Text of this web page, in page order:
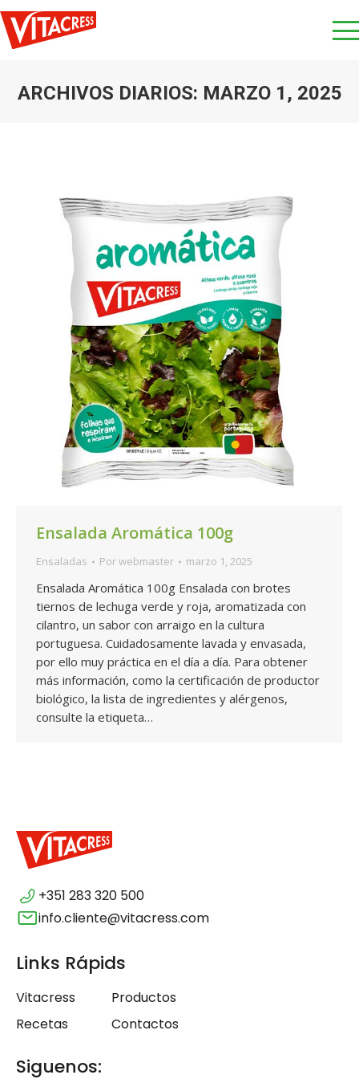
ARCHIVOS DIARIOS: MARZO 1, 2025
Ensalada Aromática 100g
Ensaladas Porwebmaster marzo 1, 2025
Ensalada Aromática 100g Ensalada con brotes
tiernos de lechuga verde y roja, aromatizada con
cilantro, un sabor con arraigo en la cultura
portuguesa. Cuidadosamente lavada y envasada,
por ello muy práctica en el día a día. Para obtener
más información, como la certificación de productor
biológico, la lista de ingredientes y alérgenos,
consulte la etiqueta…
+351 283 320 500
info.cliente@vitacress.com
Links Rápids
Vitacress
Productos
Recetas
Contactos
Siguenos: